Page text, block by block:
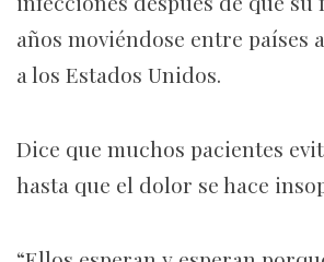
años moviéndose entre países
a los Estados Unidos.
Dice que muchos pacientes
hasta que el dolor se hace